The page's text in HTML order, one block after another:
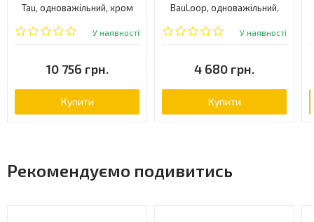
Tau, одноважільний, хром
(65702 18 45 66)
У наявності
10 756 грн.
Купити
BauLoop, одноважільний,
хром (23603000)
У наявності
4 680 грн.
Купити
Рекомендуємо подивитись